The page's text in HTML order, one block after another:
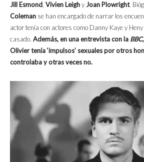
Jill Esmond, Vivien LeighyJoan Plowright.
Coleman se han encargado de narrar los
actor tenía con actores como Danny Kaye y
casado. Además, en una entrevista con la BBC
Olivier tenía ‘impulsos’ sexuales por otros
controlaba y otras veces no.